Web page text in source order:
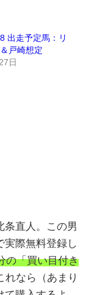
出走予定馬：リ
戸崎想定
日
条直人。この男
実際無料登録し
の「買い目付き
れなら（あまり